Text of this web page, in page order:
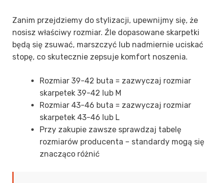
Zanim przejdziemy do stylizacji, upewnijmy się, że
nosisz właściwy rozmiar. Źle dopasowane skarpetki
będą się zsuwać, marszczyć lub nadmiernie uciskać
stopę, co skutecznie zepsuje komfort noszenia.
Rozmiar 39-42 buta = zazwyczaj rozmiar
skarpetek 39-42 lub M
Rozmiar 43-46 buta = zazwyczaj rozmiar
skarpetek 43-46 lub L
Przy zakupie zawsze sprawdzaj tabelę
rozmiarów producenta – standardy mogą się
znacząco różnić